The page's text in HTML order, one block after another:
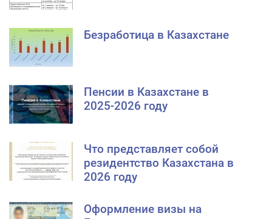
Безработица в Казахстане
Пенсии в Казахстане в
2025-2026 году
Что представляет собой
резидентство Казахстана в
2026 году
Оформление визы на